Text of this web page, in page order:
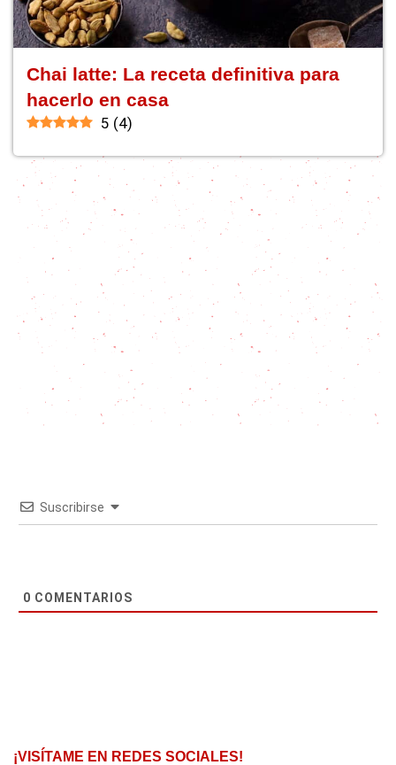
Chai latte: La receta definitiva para
hacerlo en casa
5 (4)
Suscribirse
0 COMENTARIOS
¡VISÍTAME EN REDES SOCIALES!